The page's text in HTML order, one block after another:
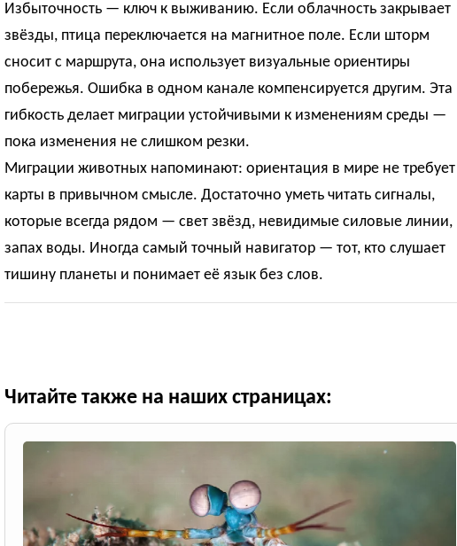
Избыточность — ключ к выживанию. Если облачность закрывает
звёзды, птица переключается на магнитное поле. Если шторм
сносит с маршрута, она использует визуальные ориентиры
побережья. Ошибка в одном канале компенсируется другим. Эта
гибкость делает миграции устойчивыми к изменениям среды —
пока изменения не слишком резки.
Миграции животных напоминают: ориентация в мире не требует
карты в привычном смысле. Достаточно уметь читать сигналы,
которые всегда рядом — свет звёзд, невидимые силовые линии,
запах воды. Иногда самый точный навигатор — тот, кто слушает
тишину планеты и понимает её язык без слов.
Читайте также на наших страницах: